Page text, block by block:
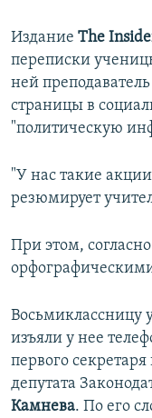
Издание The
переписки
ней
страницы в
"политическую
"У нас такие
резюмирует
При этом,
Восьмиклассницу
изъяли у нее
первого
депутата
Камнева. По его